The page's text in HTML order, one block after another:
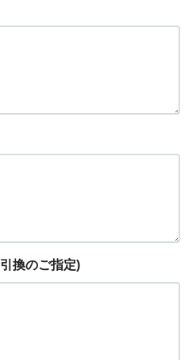
換のご指定)